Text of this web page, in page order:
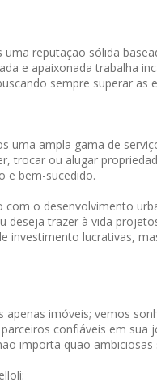
reputação sólida
e apaixonada trabalha
sempre superar as
uma ampla gama de
trocar ou alugar
e bem-sucedido.
o desenvolvimento
deseja trazer à vida
investimento lucrativas,
apenas imóveis; vemos
confiáveis ​​em
importa quão ambiciosas